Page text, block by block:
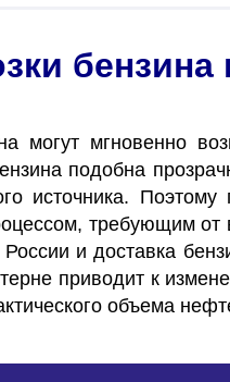
могут мгновенно
подобна
источника. Поэтому
требующим
и доставка
приводит к
объема